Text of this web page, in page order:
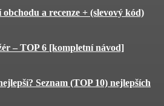
a recenze + (slevový kód)
– TOP 6 [kompletní návod]
Seznam (TOP 10) nejlepších